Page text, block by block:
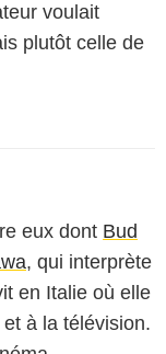
voulait
plutôt celle de
eux dont Bud
, qui interprète
en Italie où elle
à la télévision.